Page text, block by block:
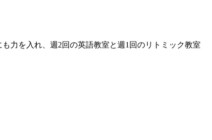
力を入れ、週2回の英語教室と週1回のリトミック教室